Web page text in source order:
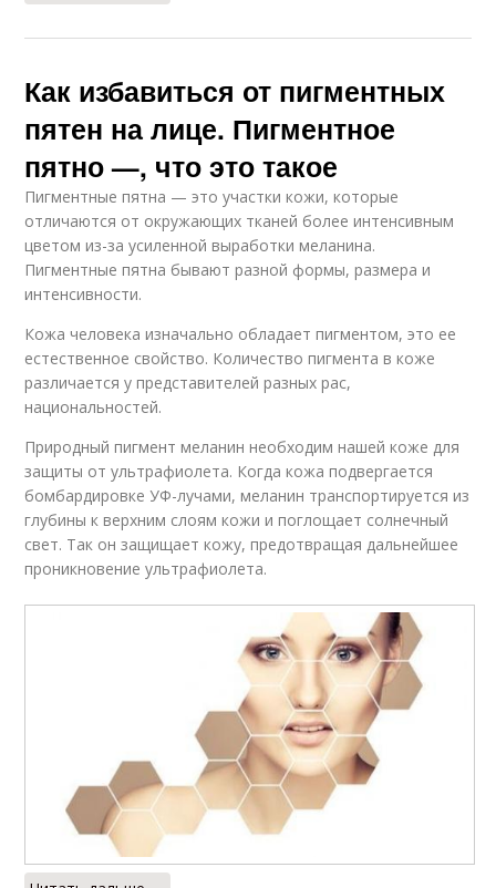
Как избавиться от пигментных
пятен на лице. Пигментное
пятно —, что это такое
Пигментные пятна — это участки кожи, которые
отличаются от окружающих тканей более интенсивным
цветом из-за усиленной выработки меланина.
Пигментные пятна бывают разной формы, размера и
интенсивности.
Кожа человека изначально обладает пигментом, это ее
естественное свойство. Количество пигмента в коже
различается у представителей разных рас,
национальностей.
Природный пигмент меланин необходим нашей коже для
защиты от ультрафиолета. Когда кожа подвергается
бомбардировке УФ-лучами, меланин транспортируется из
глубины к верхним слоям кожи и поглощает солнечный
свет. Так он защищает кожу, предотвращая дальнейшее
проникновение ультрафиолета.